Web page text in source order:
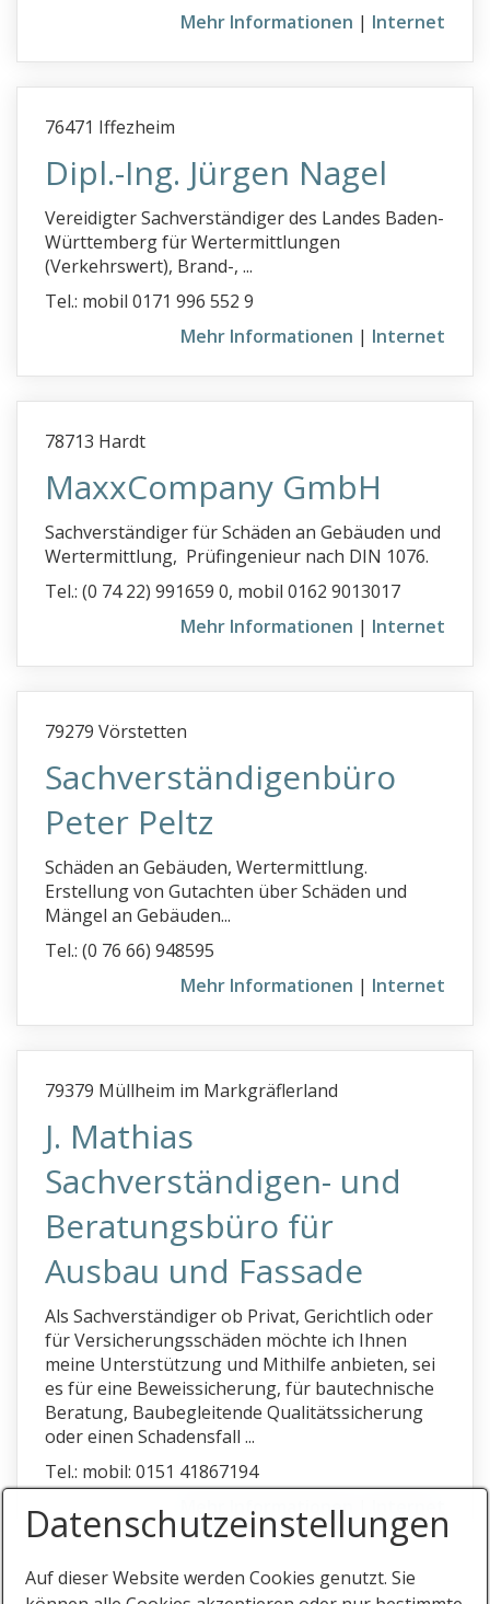
Mehr Informationen | Internet
76471 Iffezheim
Dipl.-Ing. Jürgen Nagel
Vereidigter Sachverständiger des Landes Baden-
Württemberg für Wertermittlungen
(Verkehrswert), Brand-, ...
Tel.: mobil 0171 996 552 9
Mehr Informationen | Internet
78713 Hardt
MaxxCompany GmbH
Sachverständiger für Schäden an Gebäuden und
Wertermittlung, Prüfingenieur nach DIN 1076.
Tel.: (0 74 22) 991659 0, mobil 0162 9013017
Mehr Informationen | Internet
79279 Vörstetten
Sachverständigenbüro
Peter Peltz
Schäden an Gebäuden, Wertermittlung.
Erstellung von Gutachten über Schäden und
Mängel an Gebäuden...
Tel.: (0 76 66) 948595
Mehr Informationen | Internet
79379 Müllheim im Markgräflerland
J. Mathias
Sachverständigen- und
Beratungsbüro für
Ausbau und Fassade
Als Sachverständiger ob Privat, Gerichtlich oder
für Versicherungsschäden möchte ich Ihnen
meine Unterstützung und Mithilfe anbieten, sei
es für eine Beweissicherung, für bautechnische
Beratung, Baubegleitende Qualitätssicherung
oder einen Schadensfall ...
Tel.: mobil: 0151 41867194
Mehr Informationen
Datenschutz­einstellungen
Auf dieser Website werden Cookies genutzt. Sie